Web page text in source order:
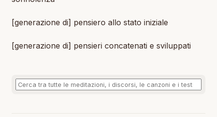
[generazione di] pensiero allo stato iniziale
[generazione di] pensieri concatenati e sviluppati